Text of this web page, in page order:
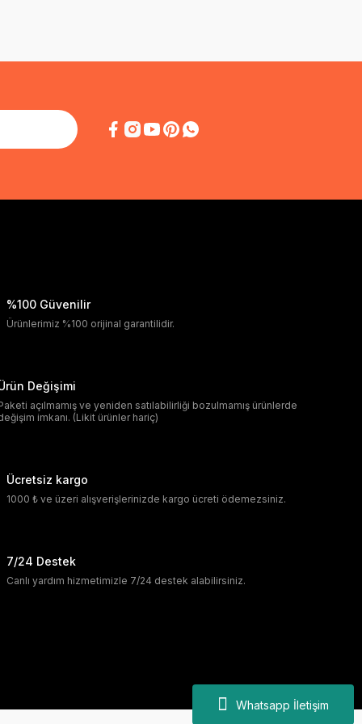
Whatsapp İletişim
%100 Güvenilir
Ürünlerimiz %100 orijinal garantilidir.
Değişimi
açılmamış ve yeniden satılabilirliği bozulmamış ürünlerde
imkanı. (Likit ürünler hariç)
Ücretsiz kargo
1000 ₺ ve üzeri alışverişlerinizde kargo ücreti ödemezsiniz.
7/24 Destek
Canlı yardım hizmetimizle 7/24 destek alabilirsiniz.